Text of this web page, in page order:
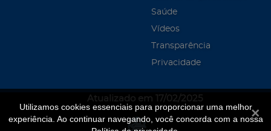
Utilizamos cookies essenciais para proporcionar uma melhor
experiência. Ao continuar navegando, você concorda com a nossa
Saúde
Vídeos
Transparência
Privacidade
Atualizado em 17/02/2025